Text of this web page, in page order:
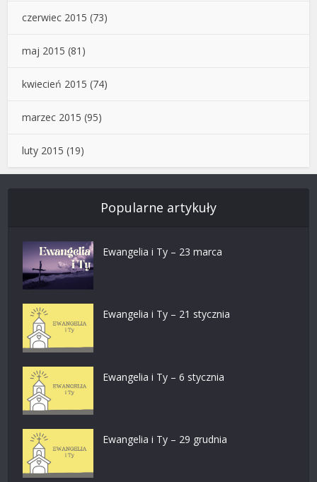
czerwiec 2015 (73)
maj 2015 (81)
kwiecień 2015 (74)
marzec 2015 (95)
luty 2015 (19)
Popularne artykuły
Ewangelia i Ty – 23 marca
Ewangelia i Ty – 21 stycznia
Ewangelia i Ty – 6 stycznia
Ewangelia i Ty – 29 grudnia